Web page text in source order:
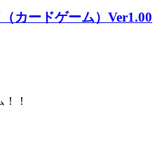
カードゲーム）Ver1.00
！